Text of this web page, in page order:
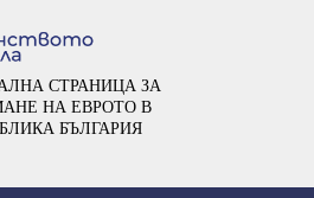
СТРАНИЦА ЗА
НА ЕВРОТО В
БЪЛГАРИЯ